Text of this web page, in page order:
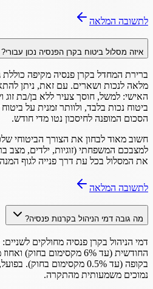
לתשובה המלאה
איזה מסלול ביטוח בקרן הפנסיה נכון עבורי?
ברירת המחדל בקרן פנסיה מקיפה כוללת
מלאה לנכות ושארים. עם זאת, ניתן
האישי: למשל, חוסך צעיר ללא בן/בת זוג
ביטוח נכות בלבד, ולוותר זמנית על
הסכום המופנה לחיסכון נטו מדי חודש.
חשוב מאוד לבחון את הצורך הביטוחי
למצבכם המשפחתי (זוגיות, ילדים, מצב
את המסלול בכל עת דרך פנייה לגוף
לתשובה המלאה
מה גובה דמי הניהול בקרנות פנסיה?
דמי הניהול בקרן פנסיה מחולקים
החודשית (עד 6% מקסימום
בקופה (עד 0.5% מקסימום
נמוכים משמעותית מהתקרה.